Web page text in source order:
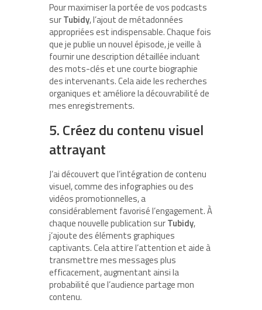
Pour maximiser la portée de vos podcasts
surTubidy, l’ajout de métadonnées
appropriées est indispensable. Chaque fois
que je publie un nouvel épisode, je veille à
fournir une description détaillée incluant
des mots-clés et une courte biographie
des intervenants. Cela aide les recherches
organiques et améliore la découvrabilité de
mes enregistrements.
5. Créez du contenu visuel
attrayant
J’ai découvert que l’intégration de contenu
visuel, comme des infographies ou des
vidéos promotionnelles, a
considérablement favorisé l’engagement. À
chaque nouvelle publication surTubidy,
j’ajoute des éléments graphiques
captivants. Cela attire l’attention et aide à
transmettre mes messages plus
efficacement, augmentant ainsi la
probabilité que l’audience partage mon
contenu.